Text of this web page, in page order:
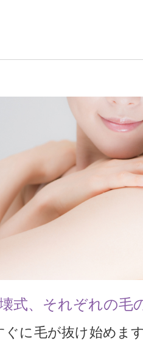
式、それぞれの毛
ぐに毛が抜け始めま